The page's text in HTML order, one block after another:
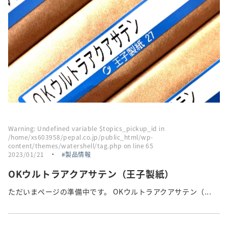
トピックス
お問い合わせ・エントリー
SNSアカウント
Warning: Undefined variable $topics_pickup_id in
/home/xs603958/pepal.co.jp/public_html/wp-
content/themes/watershell/tag.php on line65
2023/01/21
・ 製品情報
OKウルトラアクアサテン（王子製紙）
ただいまページの準備中です。 OKウルトラアクアサテン（...